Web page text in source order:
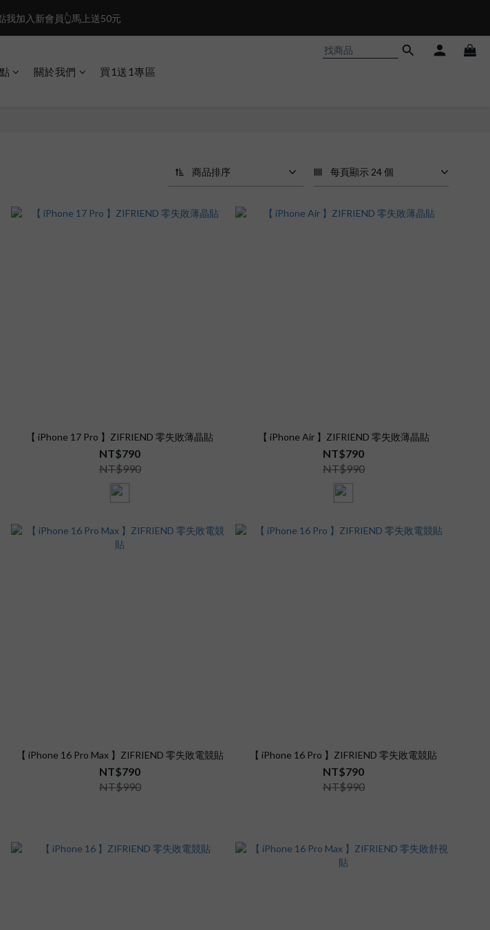
POINT｜滿1000即享免運
1
0
我加入新會員👆馬上送50元
關於我們 買1送1專區
商品排序 每頁顯示 24 個
【 iPhone 17 Pro 】ZIFRIEND 零失敗薄晶貼
NT$790
NT$990
【 iPhone Air 】ZIFRIEND 零失敗薄晶貼
NT$790
NT$990
【 iPhone 16 Pro Max 】ZIFRIEND 零失敗電競貼
NT$790
NT$990
【 iPhone 16 Pro 】ZIFRIEND 零失敗電競貼
NT$790
NT$990